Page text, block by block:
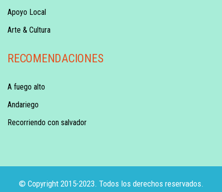
Apoyo Local
Arte & Cultura
RECOMENDACIONES
A fuego alto
Andariego
Recorriendo con salvador
© Copyright 2015-2023. Todos los derechos reservados.